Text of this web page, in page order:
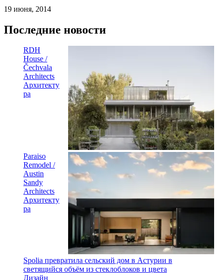
19 июня, 2014
Последние новости
RDH
House /
Čechvala
Architects
Архитекту
ра
Paraiso
Remodel /
Austin
Sandy
Architects
Архитекту
ра
Spolia превратила сельский дом в Астурии в
светящийся объём из стеклоблоков и цвета
Дизайн